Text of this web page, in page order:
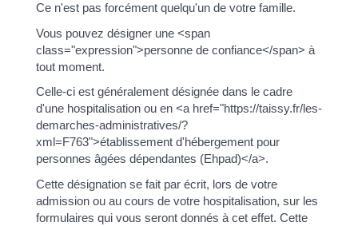
Ce n'est pas forcément quelqu'un de votre famille.
Vous pouvez désigner une <span
class="expression">personne de confiance</span> à
tout moment.
Celle-ci est généralement désignée dans le cadre
d'une hospitalisation ou en <a href="https://taissy.fr/les-
demarches-administratives/?
xml=F763">établissement d'hébergement pour
personnes âgées dépendantes (Ehpad)</a>.
Cette désignation se fait par écrit, lors de votre
admission ou au cours de votre hospitalisation, sur les
formulaires qui vous seront donnés à cet effet. Cette